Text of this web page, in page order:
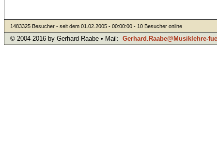
1483325 Besucher - seit dem 01.02.2005 - 00:00:00 - 10 Besucher online
© 2004-2016 by Gerhard Raabe • Mail:Gerhard.Raabe@Musiklehre-